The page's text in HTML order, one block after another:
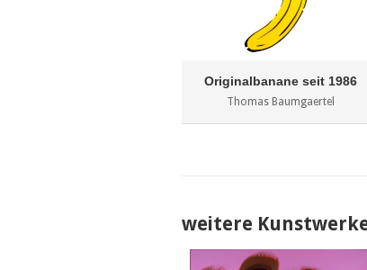
Originalbanane seit 1986
Thomas Baumgaertel
weitere